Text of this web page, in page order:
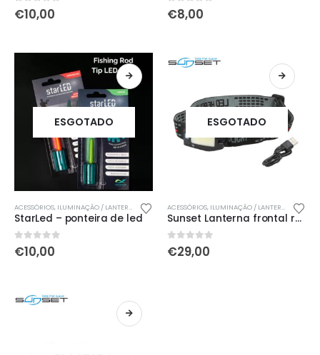
0out of 5
€10,00 0out of 5
€8,00
ESGOTADO
ACESSÓRIOS, ILUMINAÇÃO / LANTERNAS / STARLIGHTS ,NOVIDADES,ÚLTIMAS ENTRADAS
StarLed – ponteira de led
0out of 5
€10,00
ESGOTADO
ACESSÓRIOS, ILUMINAÇÃO / LANTERNAS / STARLIGHTS
Sunset Lanterna frontal recarregável sensor movimento
0out of 5
€29,00